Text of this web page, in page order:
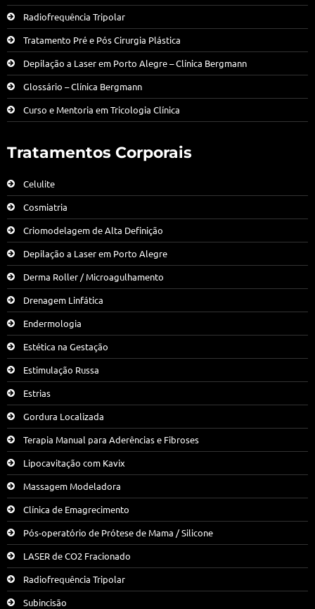
Radiofrequência Tripolar
Tratamento Pré e Pós Cirurgia Plástica
Depilação a Laser em Porto Alegre – Clínica Bergmann
Glossário – Clínica Bergmann
Curso e Mentoria em Tricologia Clínica
Tratamentos Corporais
Celulite
Cosmiatria
Criomodelagem de Alta Definição
Depilação a Laser em Porto Alegre
Derma Roller / Microagulhamento
Drenagem Linfática
Endermologia
Estética na Gestação
Estimulação Russa
Estrias
Gordura Localizada
Terapia Manual para Aderências e Fibroses
Lipocavitação com Kavix
Massagem Modeladora
Clínica de Emagrecimento
Pós-operatório de Prótese de Mama / Silicone
LASER de CO2 Fracionado
Radiofrequência Tripolar
Subincisão